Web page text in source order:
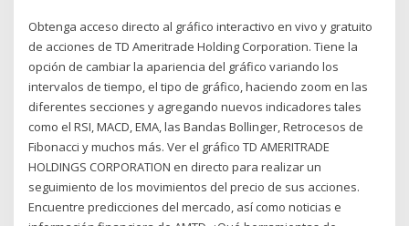
Obtenga acceso directo al gráfico interactivo en vivo y gratuito
de acciones de TD Ameritrade Holding Corporation. Tiene la
opción de cambiar la apariencia del gráfico variando los
intervalos de tiempo, el tipo de gráfico, haciendo zoom en las
diferentes secciones y agregando nuevos indicadores tales
como el RSI, MACD, EMA, las Bandas Bollinger, Retrocesos de
Fibonacci y muchos más. Ver el gráfico TD AMERITRADE
HOLDINGS CORPORATION en directo para realizar un
seguimiento de los movimientos del precio de sus acciones.
Encuentre predicciones del mercado, así como noticias e